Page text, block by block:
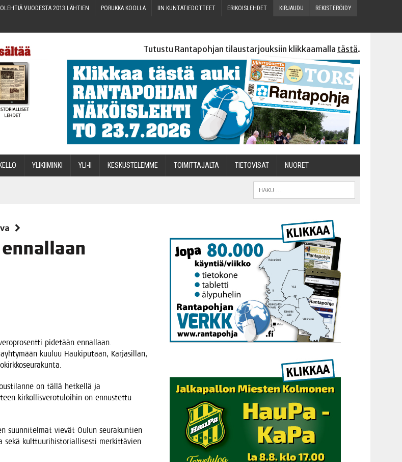
VUO­DES­TA 2013 LÄHTIEN PORUK­KA KOOLLA IIN KUN­TA­TIE­DOT­TEET ERI­KOIS­LEH­DET KIR­JAU­DU REKIS­TE­RÖI­DY
Tutustu Rantapohjan tilaustarjouksiin klikkaamalla tästä.
KEL­LO YLI­KII­MIN­KI YLI-II KES­KUS­TE­LEM­ME TOI­MIT­TA­JAL­TA TIETOVISAT NUO­RET
pide­tään ennal­laan.
kuu­luu Hau­ki­pu­taan, Kar­ja­sil­lan,
on täl­lä het­kel­lä ja
kir­kol­lis­ve­ro­tu­loi­hin on ennus­tet­tu
suun­ni­tel­mat vie­vät Oulun seu­ra­kun­tien
sekä kult­tuu­ri­his­to­rial­li­ses­ti mer­kit­tä­vien